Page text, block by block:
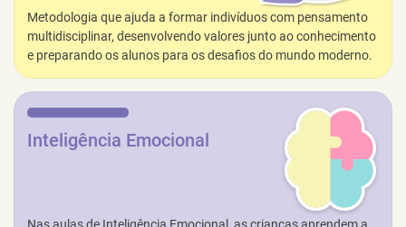
Metodologia que ajuda a formar indivíduos com pensamento
multidisciplinar, desenvolvendo valores junto ao conhecimento
e preparando os alunos para os desafios do mundo moderno.
Inteligência Emocional
Nas aulas de Inteligência Emocional, as crianças aprendem a